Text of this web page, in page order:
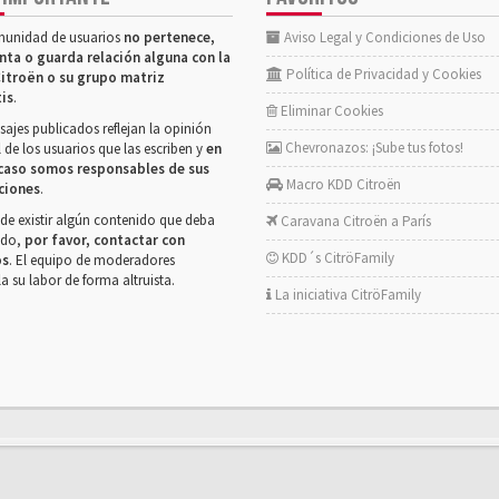
de usuarios no pertenece,
o guarda relación alguna con la
o su grupo matriz
.
publicados reflejan la opinión
los usuarios que las escriben yen
somos responsables de sus
.
existir algún contenido que deba
por favor, contactar con
. El equipo de moderadores
su labor de forma altruista.
Aviso Legal y Condiciones de Uso
Política de Privacidad y Cookies
Eliminar Cookies
Chevronazos: ¡Sube tus fotos!
Macro KDD Citroën
Caravana Citroën a París
KDD´s CitröFamily
La iniciativa CitröFamily